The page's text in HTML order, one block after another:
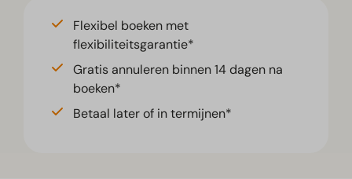
Flexibel boeken met
flexibiliteitsgarantie*
Gratis annuleren binnen 14 dagen na
boeken*
Betaal later of in termijnen*